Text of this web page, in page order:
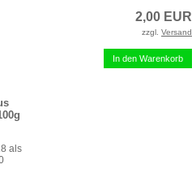
2,00 EUR
zzgl. Versand
In den Warenkorb
als